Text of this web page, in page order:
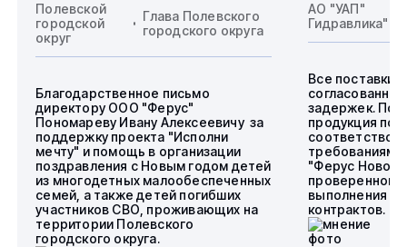
Полевской
городской
округ
Глава Полевского
городского округа
Благодарственное письмо
директору ООО "Ферус"
Пономареву Ивану Алексеевичу за
поддержку проекта "Исполни
мечту" и помощь в организации
поздравления с Новым годом детей
из многодетных малообеспеченных
семей, а также детей погибших
участников СВО, проживающих на
территории Полевского
городского округа.
АО "УАП"
Гидравлика"
Все поставки
задержек.
продукция
требованиям.
"Ферус
проверенного
выполнения
контрактов.